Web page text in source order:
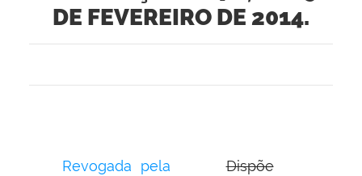
DE FEVEREIRO DE 2014.
Revogada pela
Dispõe